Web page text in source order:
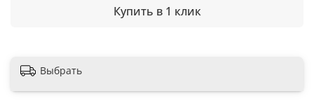
Купить в 1 клик
Выбрать